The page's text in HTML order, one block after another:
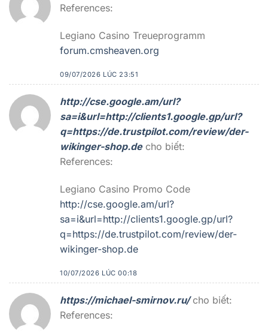
References:
Legiano Casino Treueprogramm
forum.cmsheaven.org
09/07/2026 LÚC 23:51
http://cse.google.am/url?
sa=i&url=http://clients1.google.gp/url?
q=https://de.trustpilot.com/review/der-
wikinger-shop.de cho biết:
References:
Legiano Casino Promo Code
http://cse.google.am/url?
sa=i&url=http://clients1.google.gp/url?
q=https://de.trustpilot.com/review/der-
wikinger-shop.de
10/07/2026 LÚC 00:18
https://michael-smirnov.ru/ cho biết:
References: